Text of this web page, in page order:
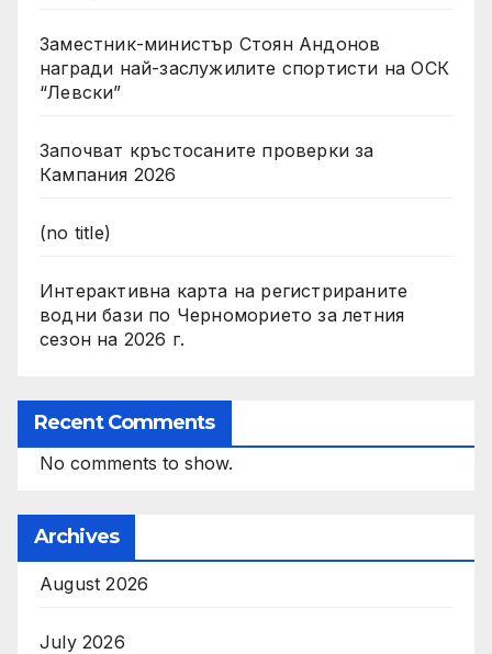
Заместник-министър Стоян Андонов
награди най-заслужилите спортисти на ОСК
“Левски”
Започват кръстосаните проверки за
Кампания 2026
(no title)
Интерактивна карта на регистрираните
водни бази по Черноморието за летния
сезон на 2026 г.
Recent Comments
No comments to show.
Archives
August 2026
July 2026